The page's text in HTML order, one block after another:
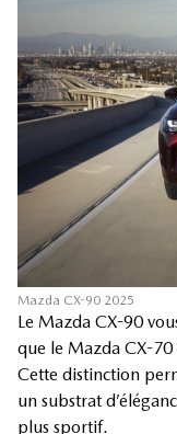
Mazda CX-90 2025
Le Mazda CX-90
que le Mazda CX-70
Cette distinction
un substrat
plus sportif.